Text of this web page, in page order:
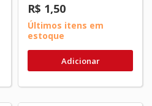
R$ 1,50
Últimos itens em
estoque
Adicionar